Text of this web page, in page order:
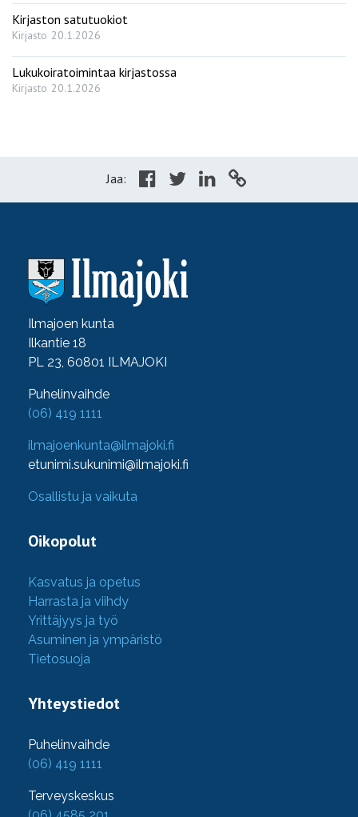
Kirjaston satutuokiot
Kirjasto 20.1.2026
Lukukoiratoimintaa kirjastossa
Kirjasto 20.1.2026
Jaa:
Ilmajoen kunta
Ilkantie 18
PL 23, 60801 ILMAJOKI
Puhelinvaihde
(06) 419 1111
ilmajoenkunta@ilmajoki.fi
etunimi.sukunimi@ilmajoki.fi
Osallistu ja vaikuta
Oikopolut
Kasvatus ja opetus
Harrasta ja viihdy
Yrittäjyys ja työ
Asuminen ja ympäristö
Tietosuoja
Yhteystiedot
Puhelinvaihde
(06) 419 1111
Terveyskeskus